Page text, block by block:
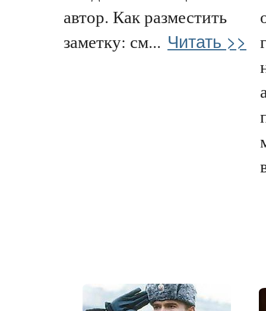
автор. Как разместить
заметку: см... Читать >>